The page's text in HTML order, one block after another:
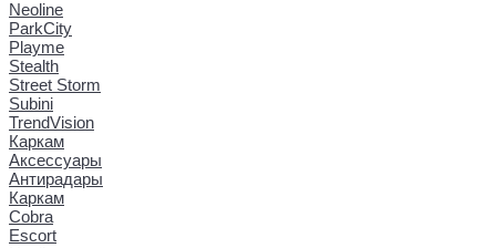
Neoline
ParkCity
Playme
Stealth
Street Storm
Subini
TrendVision
Каркам
Аксессуары
Антирадары
Каркам
Cobra
Escort